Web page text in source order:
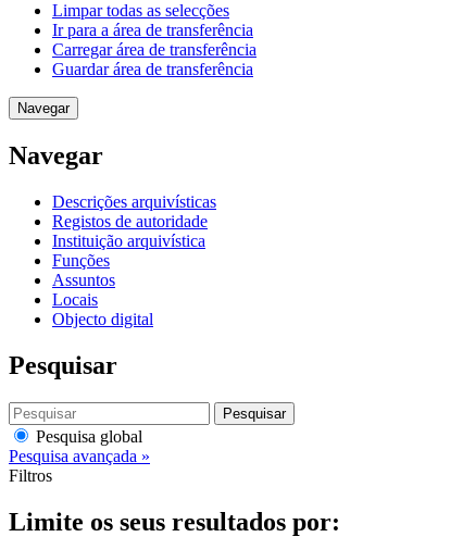
Limpar todas as selecções
Ir para a área de transferência
Carregar área de transferência
Guardar área de transferência
Navegar
Navegar
Descrições arquivísticas
Registos de autoridade
Instituição arquivística
Funções
Assuntos
Locais
Objecto digital
Pesquisar
Pesquisar
Pesquisa global
Pesquisa avançada »
Filtros
Limite os seus resultados por: